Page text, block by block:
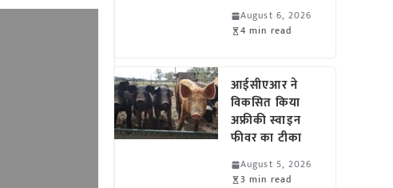
August 6, 2026
4 min read
आईसीएआर ने
विकसित किया
अफ्रीकी स्वाइन
फीवर का टीका
August 5, 2026
3 min read